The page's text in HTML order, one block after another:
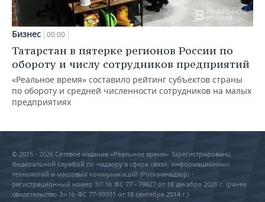
Бизнес 00:00
Татарстан в пятерке регионов России по
обороту и числу сотрудников предприятий
«Реальное время» составило рейтинг субъектов страны
по обороту и средней численности сотрудников на малых
предприятиях
© 2015 - 2026 Сетевое издание «Реальное время» Зарегистрировано
Федеральной службой по надзору в сфере связи, информационных
технологий и массовых коммуникаций (Роскомнадзор) –
регистрационный номер ЭЛ № ФС 77 - 79627 от 18 декабря 2020 г. (ранее
свидетельство Эл № ФС 77-59331 от 18 сентября 2014 г.)